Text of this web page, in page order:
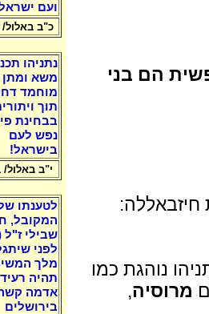
הם בני
נוהגת כמו
מרוסיה,
ועם
כ"ב באלול/ 30.8.21
נתניהו
משא
מוחמד
תוך
בבחינת
נפש לעם
בישראל!
י"ב באלול/ 20.8.21
לטענתו
המקובל,
לפני
מלך
תהיה
אדמה
בירושלים